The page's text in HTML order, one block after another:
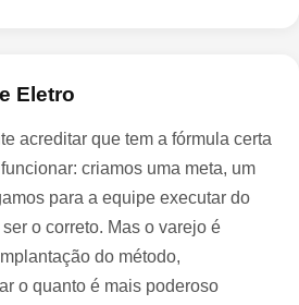
Eletro
acreditar que tem a fórmula certa
criamos uma meta, um
para a equipe executar do
o correto. Mas o varejo é
do método,
o quanto é mais poderoso